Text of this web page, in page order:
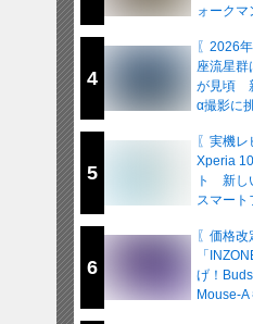
ォーク
4
〖2026
座流星群
が見頃
α撮影に
5
〖実機レ
Xperia
ト 新し
スマート
6
〖価格
「
げ！Buds
Mouse-A